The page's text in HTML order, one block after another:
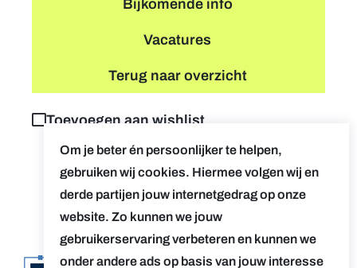
Bijkomende info
Vacatures
Terug naar overzicht
Toevoegen aan wishlist
Om je beter én persoonlijker te helpen,
gebruiken wij cookies. Hiermee volgen wij en
derde partijen jouw internetgedrag op onze
website. Zo kunnen we jouw
gebruikerservaring verbeteren en kunnen we
onder andere ads op basis van jouw interesse